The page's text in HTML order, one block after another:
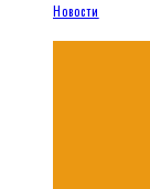
Новости